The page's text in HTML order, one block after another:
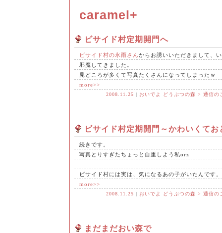
caramel+
ビサイド村定期開門へ
ビサイド村の氷雨さんからお誘いいただきまして、
邪魔してきました。
見どころが多くて写真たくさんになってしまったｗ
more>>
2008.11.25 | おいでよ どうぶつの森 > 通信の
ビサイド村定期開門～かわいくてお
続きです。
写真とりすぎたちょっと自重しよう私orz
ビサイド村には実は、気になるあの子がいたんです。
more>>
2008.11.25 | おいでよ どうぶつの森 > 通信の
まだまだおい森で